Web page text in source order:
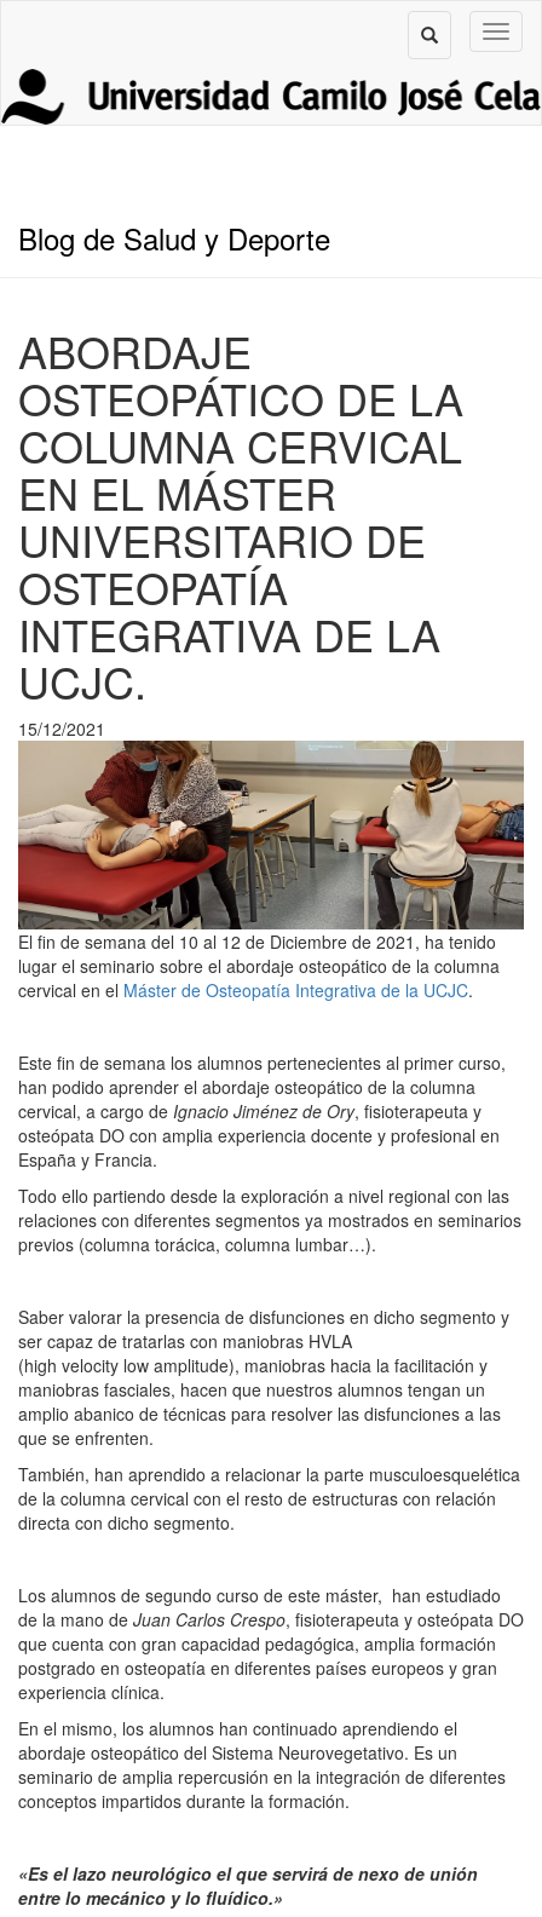
Blog de Salud y Deporte
ABORDAJE
OSTEOPÁTICO DE LA
COLUMNA CERVICAL
EN EL MÁSTER
UNIVERSITARIO DE
OSTEOPATÍA
INTEGRATIVA DE LA
UCJC.
15/12/2021
El fin de semana del 10 al 12 de Diciembre de 2021, ha tenido
lugar el seminario sobre el abordaje osteopático de la columna
cervical en el Máster de Osteopatía Integrativa de la UCJC.
Este fin de semana los alumnos pertenecientes al primer curso,
han podido aprender el abordaje osteopático de la columna
cervical, a cargo de Ignacio Jiménez de Ory, fisioterapeuta y
osteópata DO con amplia experiencia docente y profesional en
España y Francia.
Todo ello partiendo desde la exploración a nivel regional con las
relaciones con diferentes segmentos ya mostrados en seminarios
previos (columna torácica, columna lumbar…).
Saber valorar la presencia de disfunciones en dicho segmento y
ser capaz de tratarlas con maniobras HVLA
(high velocity low amplitude), maniobras hacia la facilitación y
maniobras fasciales, hacen que nuestros alumnos tengan un
amplio abanico de técnicas para resolver las disfunciones a las
que se enfrenten.
También, han aprendido a relacionar la parte musculoesquelética
de la columna cervical con el resto de estructuras con relación
directa con dicho segmento.
Los alumnos de segundo curso de este máster, han estudiado
de la mano de Juan Carlos Crespo, fisioterapeuta y osteópata DO
que cuenta con gran capacidad pedagógica, amplia formación
postgrado en osteopatía en diferentes países europeos y gran
experiencia clínica.
En el mismo, los alumnos han continuado aprendiendo el
abordaje osteopático del Sistema Neurovegetativo. Es un
seminario de amplia repercusión en la integración de diferentes
conceptos impartidos durante la formación.
«Es el lazo neurológico el que servirá de nexo de unión
entre lo mecánico y lo fluídico.»